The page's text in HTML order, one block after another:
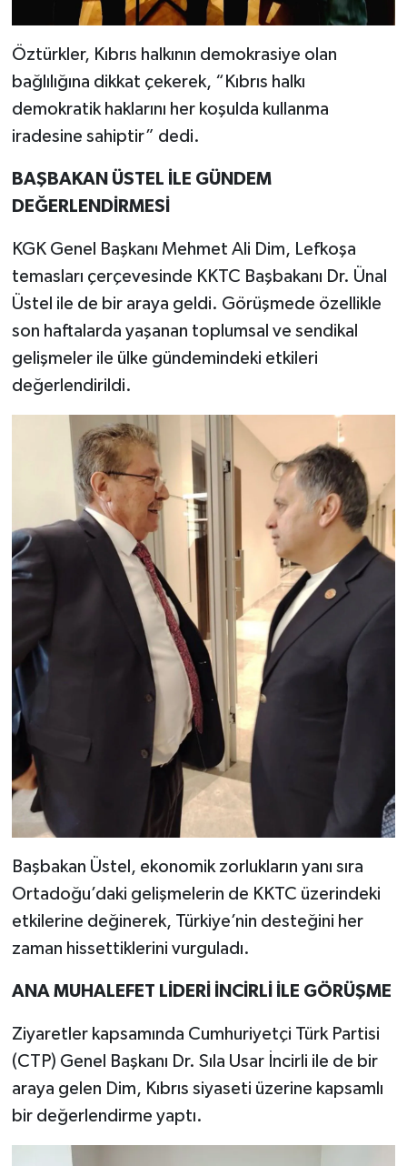
Öztürkler, Kıbrıs halkının demokrasiye olan
bağlılığına dikkat çekerek, “Kıbrıs halkı
demokratik haklarını her koşulda kullanma
iradesine sahiptir” dedi.
BAŞBAKAN ÜSTEL İLE GÜNDEM
DEĞERLENDİRMESİ
KGK Genel Başkanı Mehmet Ali Dim, Lefkoşa
temasları çerçevesinde KKTC Başbakanı Dr. Ünal
Üstel ile de bir araya geldi. Görüşmede özellikle
son haftalarda yaşanan toplumsal ve sendikal
gelişmeler ile ülke gündemindeki etkileri
değerlendirildi.
Başbakan Üstel, ekonomik zorlukların yanı sıra
Ortadoğu’daki gelişmelerin de KKTC üzerindeki
etkilerine değinerek, Türkiye’nin desteğini her
zaman hissettiklerini vurguladı.
ANA MUHALEFET LİDERİ İNCİRLİ İLE GÖRÜŞME
Ziyaretler kapsamında Cumhuriyetçi Türk Partisi
(CTP) Genel Başkanı Dr. Sıla Usar İncirli ile de bir
araya gelen Dim, Kıbrıs siyaseti üzerine kapsamlı
bir değerlendirme yaptı.